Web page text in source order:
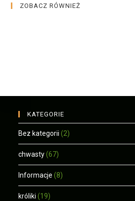
ZOBACZ RÓWNIEŻ
KATEGORIE
Bez kategorii (2)
chwasty (67)
Informacje (8)
króliki (19)